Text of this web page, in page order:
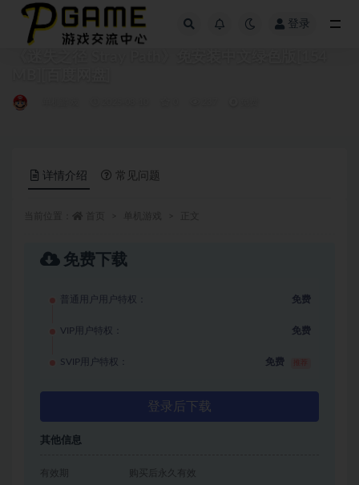
登录
详情介绍 常见问题
免费下载
普通用户用户特权： 免费
VIP用户特权： 免费
SVIP用户特权： 免费
登录后下载
其他信息
有效期 购买后永久有效
全部